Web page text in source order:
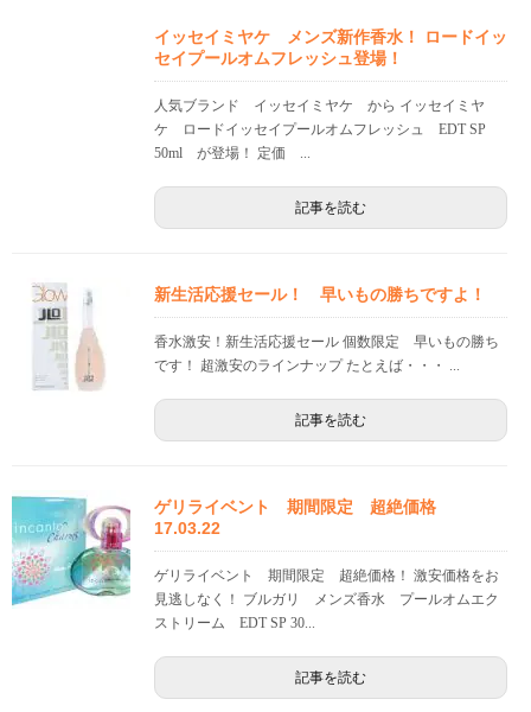
イッセイミヤケ メンズ新作香水！ ロードイッ
セイプールオムフレッシュ登場！
人気ブランド イッセイミヤケ から イッセイミヤ
ケ ロードイッセイプールオムフレッシュ EDT SP
50ml が登場！ 定価 ...
記事を読む
新生活応援セール！ 早いもの勝ちですよ！
香水激安！新生活応援セール 個数限定 早いもの勝ち
です！ 超激安のラインナップ たとえば・・・ ...
記事を読む
ゲリライベント 期間限定 超絶価格
17.03.22
ゲリライベント 期間限定 超絶価格！ 激安価格をお
見逃しなく！ ブルガリ メンズ香水 プールオムエク
ストリーム EDT SP 30...
記事を読む